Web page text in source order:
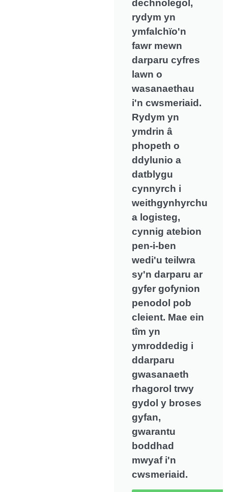
dechnolegol,
rydym yn
ymfalchïo'n
fawr mewn
darparu cyfres
lawn o
wasanaethau
i'n cwsmeriaid.
Rydym yn
ymdrin â
phopeth o
ddylunio a
datblygu
cynnyrch i
weithgynhyrchu
a logisteg,
cynnig atebion
pen-i-ben
wedi'u teilwra
sy'n darparu ar
gyfer gofynion
penodol pob
cleient. Mae ein
tîm yn
ymroddedig i
ddarparu
gwasanaeth
rhagorol trwy
gydol y broses
gyfan,
gwarantu
boddhad
mwyaf i'n
cwsmeriaid.